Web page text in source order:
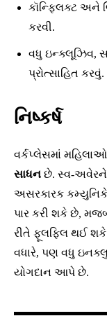
કૉન્ફ્લિક્ટ અને
કરવી.
વધુ ઇન્ક્લૂઝિવ,
પ્રોત્સાહિત કરવું.
નિષ્કર્ષ
વર્કપ્લેસમાં મહિલાઓ
સાધન છે. સ્વ-
અસરકારક
પાર કરી શકે છે,
રીતે ફૂલફિલ થઈ શકે
વધારે, પણ વધુ
યોગદાન આપે છે.